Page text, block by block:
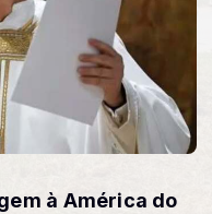
à América do